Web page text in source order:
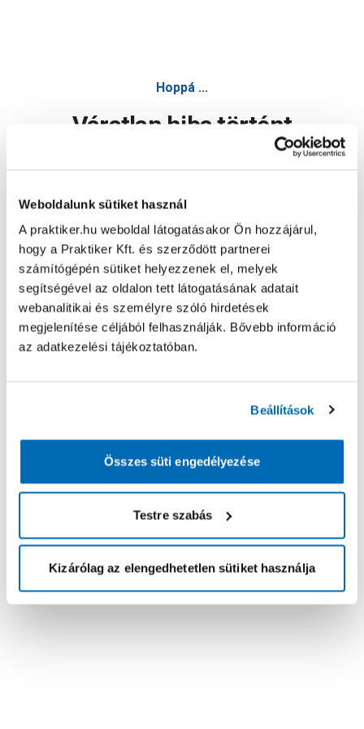
Weboldalunk sütiket használ
A praktiker.hu weboldal látogatásakor Ön hozzájárul,
hogy a Praktiker Kft. és szerződött partnerei
számítógépén sütiket helyezzenek el, melyek
segítségével az oldalon tett látogatásának adatait
webanalitikai és személyre szóló hirdetések
megjelenítése céljából felhasználják. Bővebb információ
az adatkezelési tájékoztatóban.
Beállítások
Összes süti engedélyezése
Testre szabás
Kizárólag az elengedhetetlen sütiket használja
Hoppá ...
Váratlan hiba történt
Oldal újratöltése